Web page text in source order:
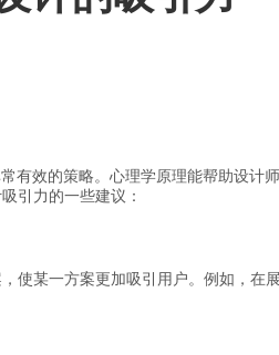
有效的策略。心理学原理能帮助设计
引力的一些建议：
使某一方案更加吸引用户。例如，在